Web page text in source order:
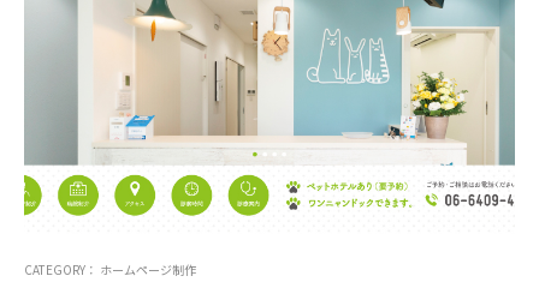
CATEGORY： ホームページ制作